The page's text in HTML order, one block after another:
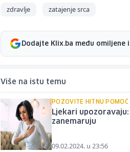
zdravlje zatajenje srca
Dodajte Klix.ba među omiljene
Više na istu temu
POZOVITE HITNU POMOĆ
Ljekari
zanemaruju
09.02.2024. u 23:56